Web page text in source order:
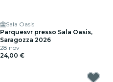
Sala Oasis
Parquesvr presso Sala Oasis,
Saragozza 2026
28 nov
24,00 €